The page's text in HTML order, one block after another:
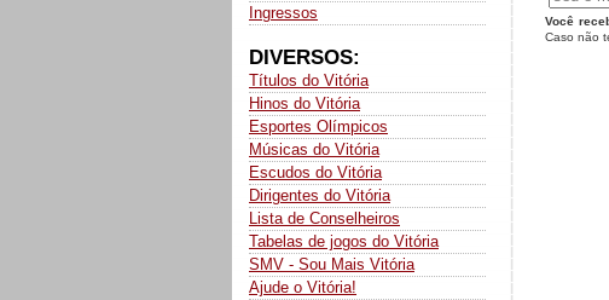
Ingressos
DIVERSOS:
Títulos do Vitória
Hinos do Vitória
Esportes Olímpicos
Músicas do Vitória
Escudos do Vitória
Dirigentes do Vitória
Lista de Conselheiros
Tabelas de jogos do Vitória
SMV - Sou Mais Vitória
Ajude o Vitória!
Você
Caso não